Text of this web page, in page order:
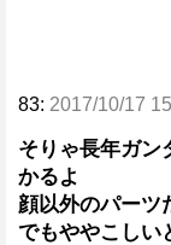
83: 2017/10/17
そりゃ長年ガン
かるよ
顔以外のパーツ
でもややこしい